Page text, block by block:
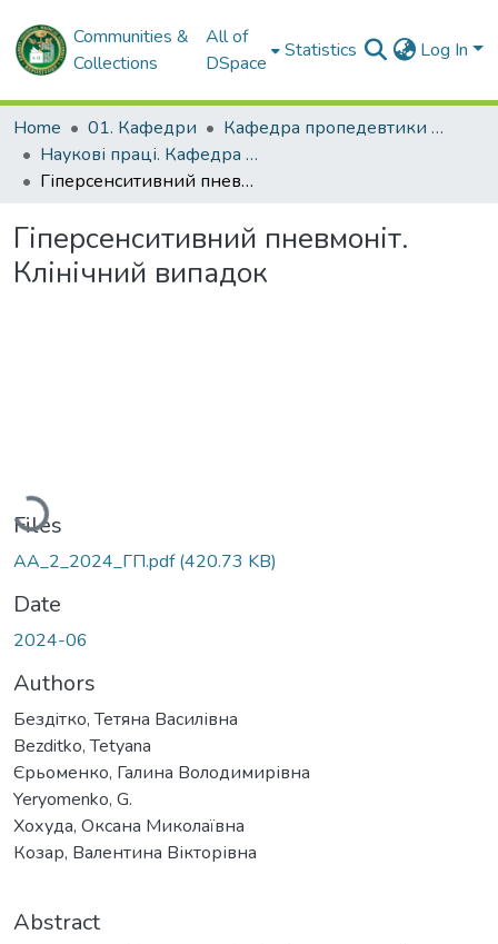
Communities &
Collections
All of
DSpace
Statistics Log In
Home 01. Кафедри
Кафедра пропедевтики внутрішньої медицини, медсестринства та біоетики
Наукові праці. Кафедра пропедевтики внутрішньої медицини, медсестринства та біоетики
Гіперсенситивний пневмоніт. Клінічний випадок
Гіперсенситивний пневмоніт.
Клінічний випадок
Loading...
Files
АА_2_2024_ГП.pdf(420.73 KB)
Date
2024-06
Authors
Бездiтко, Тетяна Василівна
Bezditko, Tetyana
Єрьоменко, Галина Володимирівна
Yeryоmenko, G.
Хохуда, Оксана Миколаївна
Козар, Валентина Вікторівна
Abstract